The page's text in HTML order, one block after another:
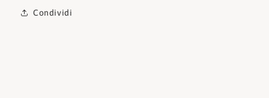
Condividi